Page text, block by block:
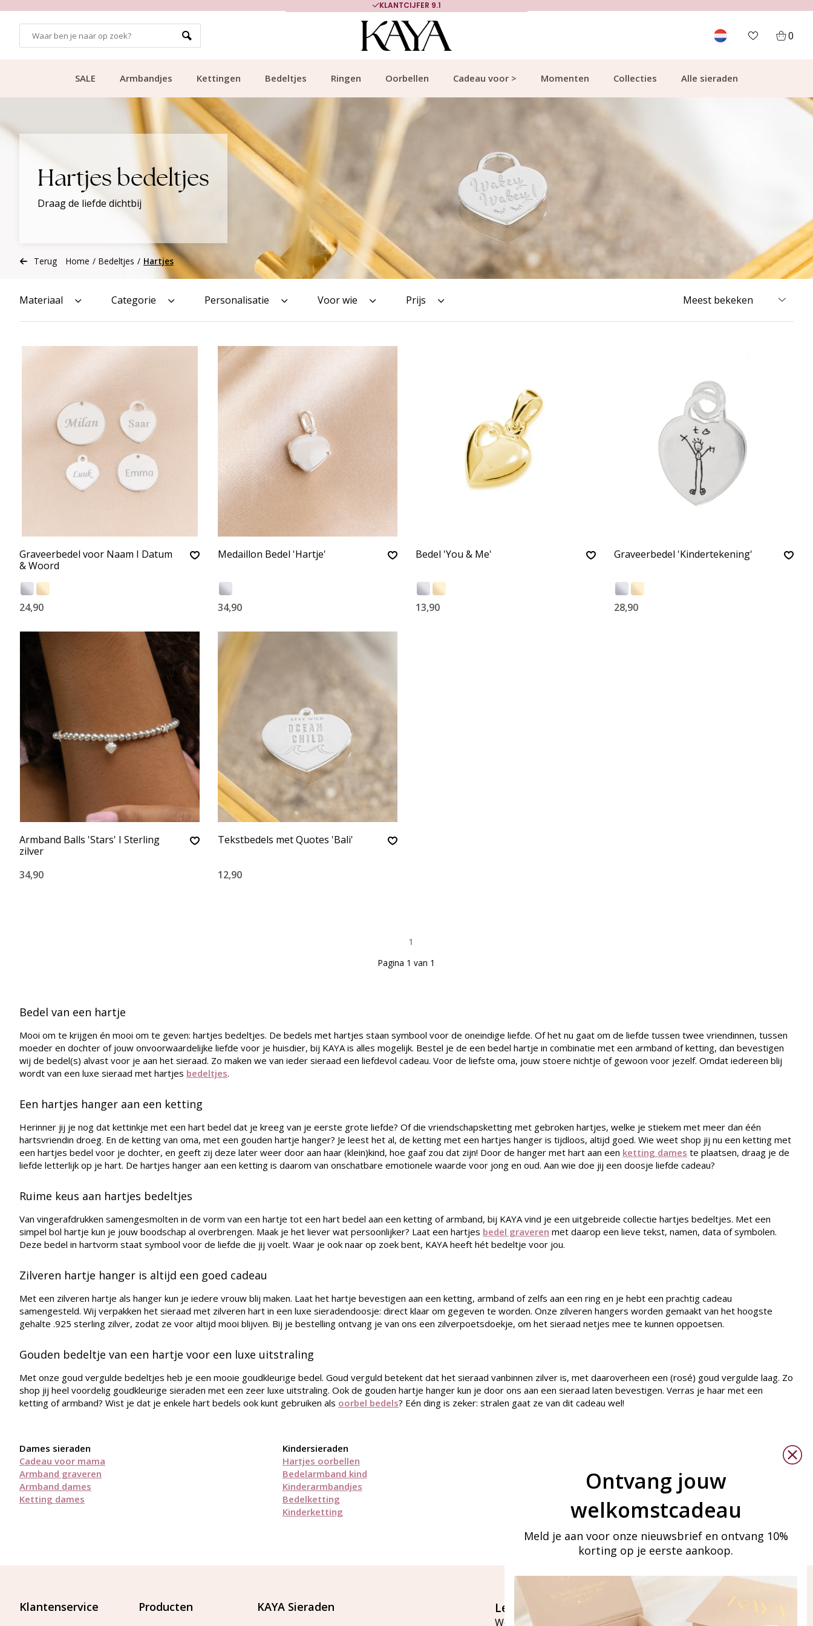
KLANTCIJFER 9.1
0
SALE Armbandjes Kettingen Bedeltjes Ringen Oorbellen Cadeau voor > Momenten Collecties Alle sieraden
Hartjes bedeltjes
Draag de liefde dichtbij
Terug Home / Bedeltjes / Hartjes
Materiaal Categorie Personalisatie Voor wie Prijs
Graveerbedel voor Naam I Datum
& Woord
24,90
Medaillon Bedel 'Hartje'
34,90
Bedel 'You & Me'
13,90
Graveerbedel 'Kindertekening'
28,90
Armband Balls 'Stars' I Sterling
zilver
34,90
Tekstbedels met Quotes 'Bali'
12,90
1
Pagina 1 van 1
Bedel van een hartje
Mooi om te krijgen én mooi om te geven: hartjes bedeltjes. De bedels met hartjes staan symbool voor de oneindige liefde. Of het nu gaat om de liefde tussen twee vriendinnen, tussen
moeder en dochter of jouw onvoorwaardelijke liefde voor je huisdier, bij KAYA is alles mogelijk. Bestel je de een bedel hartje in combinatie met een armband of ketting, dan bevestigen
wij de bedel(s) alvast voor je aan het sieraad. Zo maken we van ieder sieraad een liefdevol cadeau. Voor de liefste oma, jouw stoere nichtje of gewoon voor jezelf. Omdat iedereen blij
wordt van een luxe sieraad met hartjes bedeltjes.
Een hartjes hanger aan een ketting
Herinner jij je nog dat kettinkje met een hart bedel dat je kreeg van je eerste grote liefde? Of die vriendschapsketting met gebroken hartjes, welke je stiekem met meer dan één
hartsvriendin droeg. En de ketting van oma, met een gouden hartje hanger? Je leest het al, de ketting met een hartjes hanger is tijdloos, altijd goed. Wie weet shop jij nu een ketting met
een hartjes bedel voor je dochter, en geeft zij deze later weer door aan haar (klein)kind, hoe gaaf zou dat zijn! Door de hanger met hart aan een ketting dames te plaatsen, draag je de
liefde letterlijk op je hart. De hartjes hanger aan een ketting is daarom van onschatbare emotionele waarde voor jong en oud. Aan wie doe jij een doosje liefde cadeau?
Ruime keus aan hartjes bedeltjes
Van vingerafdrukken samengesmolten in de vorm van een hartje tot een hart bedel aan een ketting of armband, bij KAYA vind je een uitgebreide collectie hartjes bedeltjes. Met een
simpel bol hartje kun je jouw boodschap al overbrengen. Maak je het liever wat persoonlijker? Laat een hartjes bedel graveren met daarop een lieve tekst, namen, data of symbolen.
Deze bedel in hartvorm staat symbool voor de liefde die jij voelt. Waar je ook naar op zoek bent, KAYA heeft hét bedeltje voor jou.
Zilveren hartje hanger is altijd een goed cadeau
Met een zilveren hartje als hanger kun je iedere vrouw blij maken. Laat het hartje bevestigen aan een ketting, armband of zelfs aan een ring en je hebt een prachtig cadeau
samengesteld. Wij verpakken het sieraad met zilveren hart in een luxe sieradendoosje: direct klaar om gegeven te worden. Onze zilveren hangers worden gemaakt van het hoogste
gehalte .925 sterling zilver, zodat ze voor altijd mooi blijven. Bij je bestelling ontvang je van ons een zilverpoetsdoekje, om het sieraad netjes mee te kunnen oppoetsen.
Gouden bedeltje van een hartje voor een luxe uitstraling
Met onze goud vergulde bedeltjes heb je een mooie goudkleurige bedel. Goud verguld betekent dat het sieraad vanbinnen zilver is, met daaroverheen een (rosé) goud vergulde laag. Zo
shop jij heel voordelig goudkleurige sieraden met een zeer luxe uitstraling. Ook de gouden hartje hanger kun je door ons aan een sieraad laten bevestigen. Verras je haar met een
ketting of armband? Wist je dat je enkele hart bedels ook kunt gebruiken als oorbel bedels? Eén ding is zeker: stralen gaat ze van dit cadeau wel!
Dames sieraden
Cadeau voor mama
Armband graveren
Armband dames
Ketting dames
Kindersieraden
Hartjes oorbellen
Bedelarmband kind
Kinderarmbandjes
Bedelketting
Kinderketting
Babysieraden en veiligheid
Hoe maak je zilveren sieraden schoon?
Klantenservice Producten KAYA Sieraden Let's stay in touch
Word lid van onze mailinglijst
Ontvang jouw
welkomstcadeau
Meld je aan voor onze nieuwsbrief en ontvang 10%
korting op je eerste aankoop.